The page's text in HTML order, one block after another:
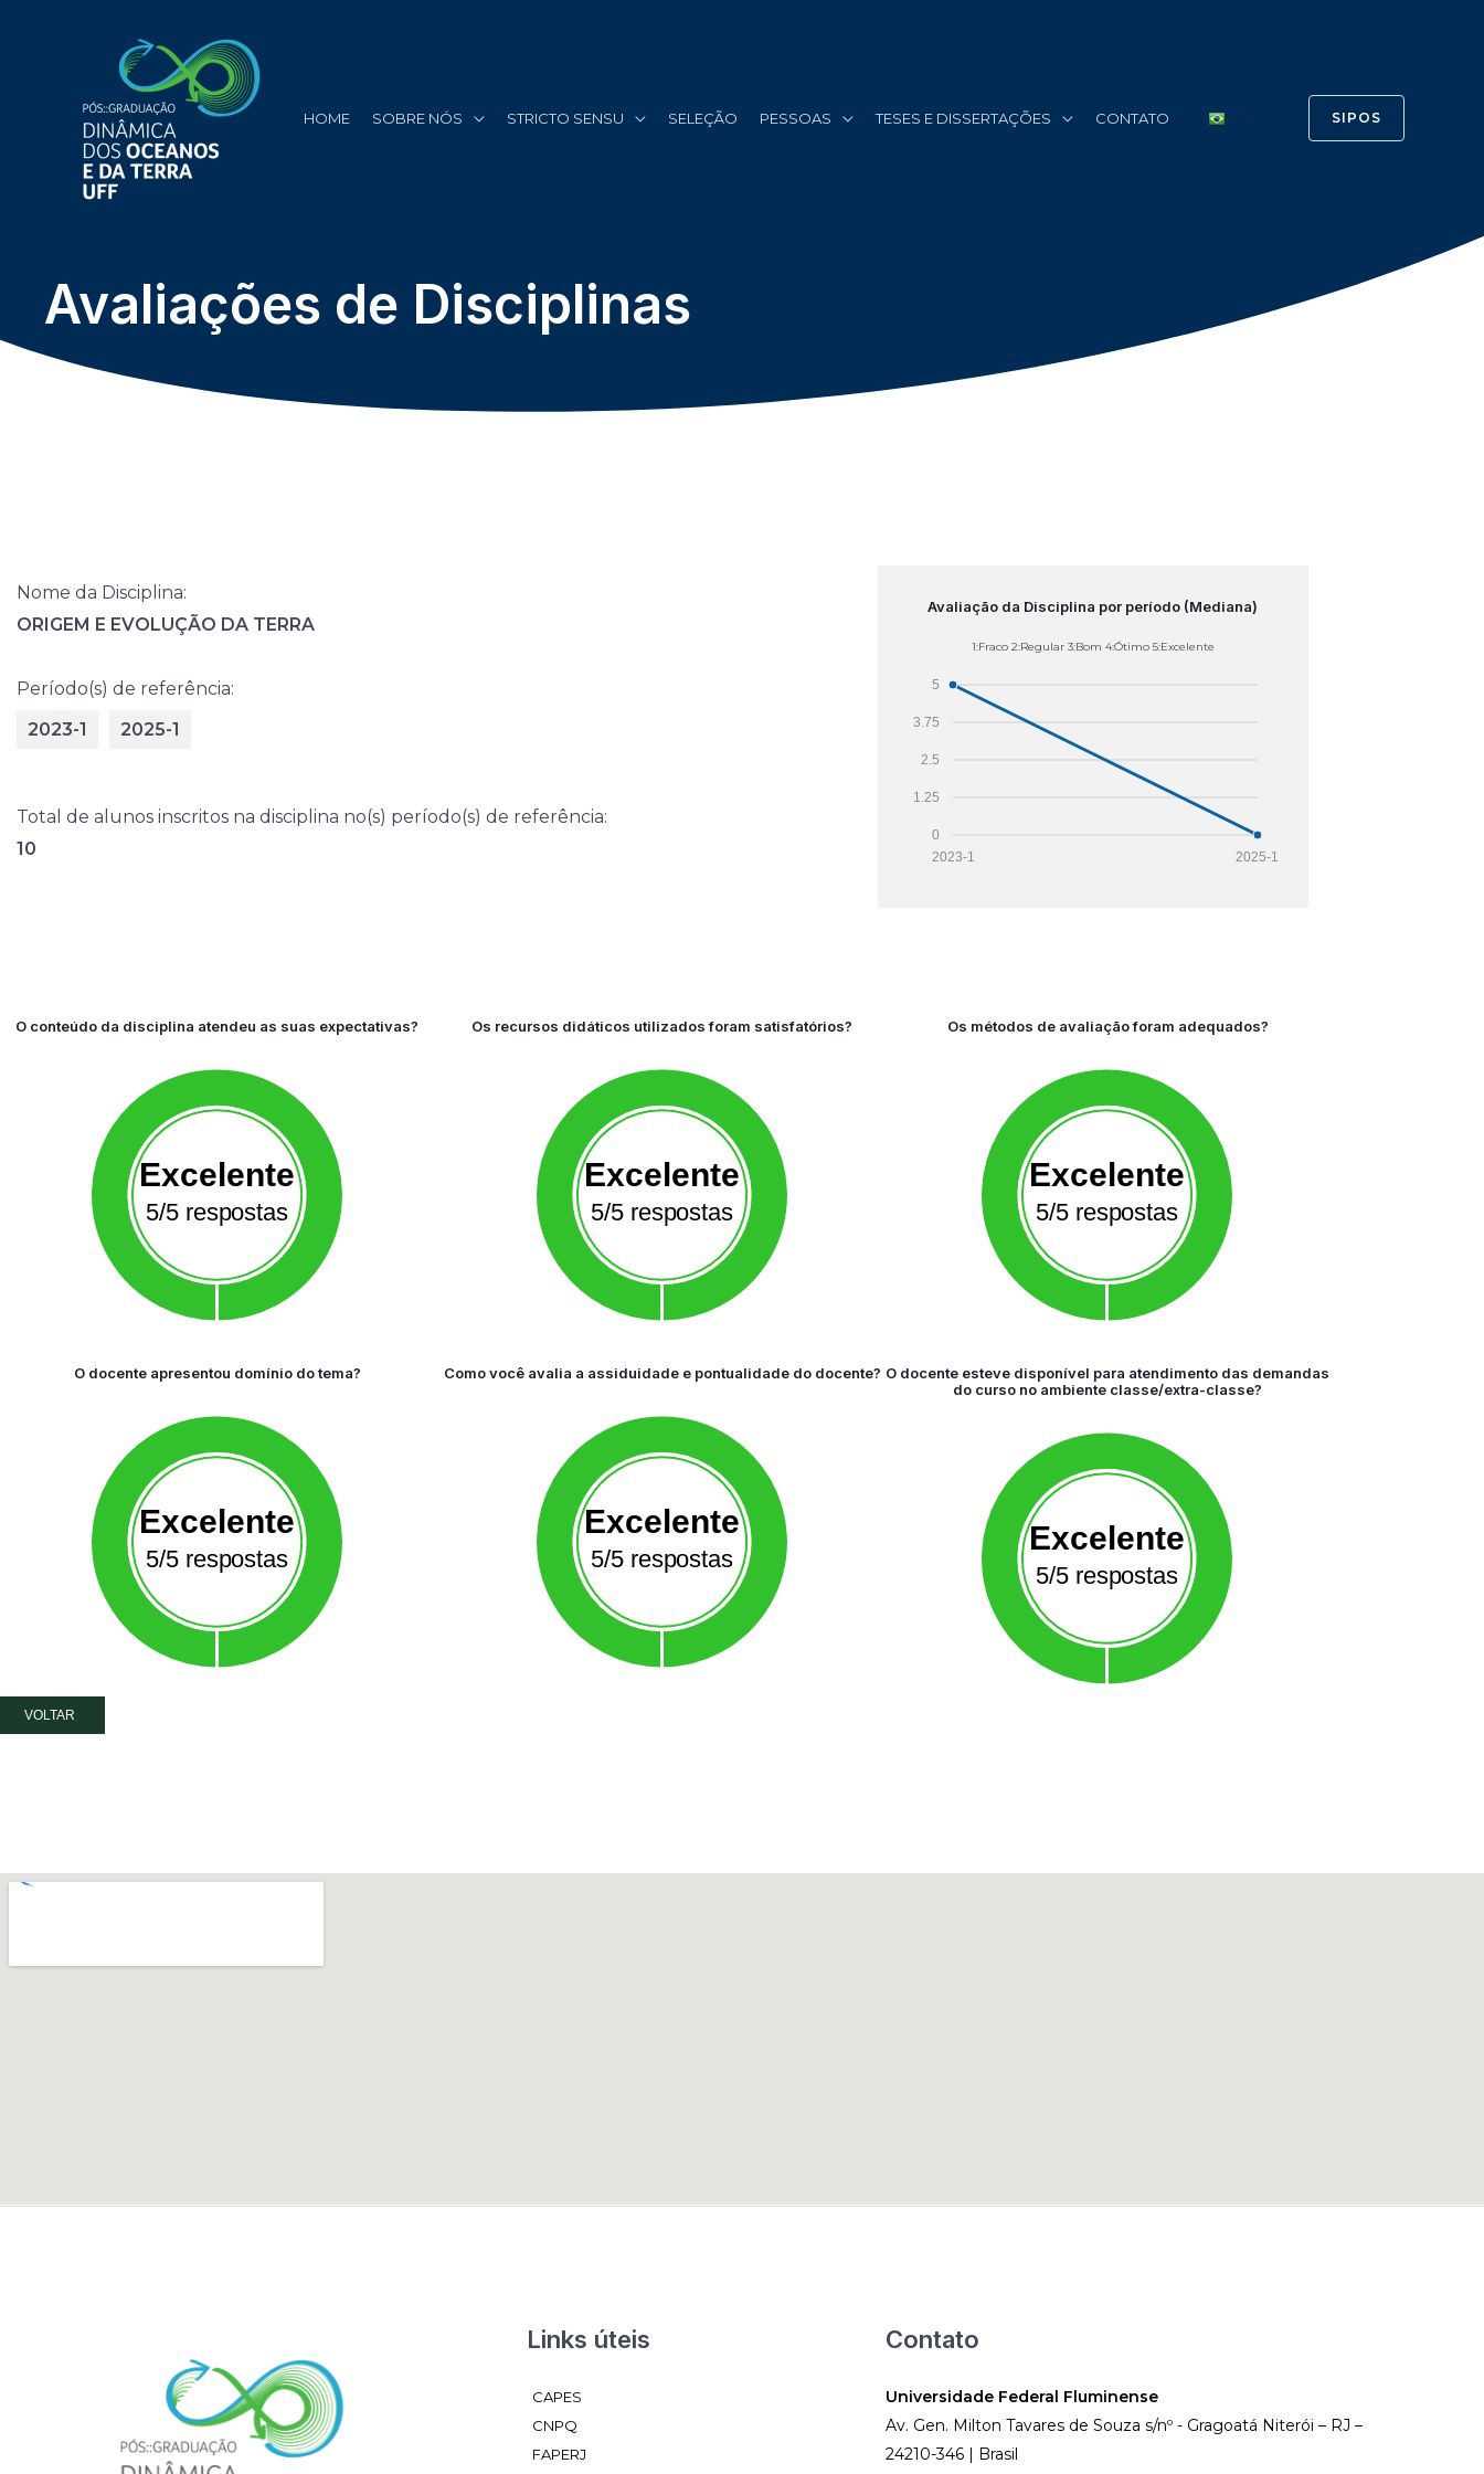
HOME SOBRE NÓS STRICTO SENSU SELEÇÃO PESSOAS TESES E DISSERTAÇÕES CONTATO SIPOS
Avaliações de Disciplinas
Nome da Disciplina:
ORIGEM E EVOLUÇÃO DA TERRA
Período(s) de referência:
2023-1
2025-1
Total de alunos inscritos na disciplina no(s) período(s) de referência:
10
Avaliação da Disciplina por período (Mediana)
1:Fraco 2:Regular 3:Bom 4:Ótimo 5:Excelente
0
1.25
2.5
3.75
5
2025-1
2023-1
O conteúdo da disciplina atendeu as suas expectativas?
Excelente
5/5 respostas
Os recursos didáticos utilizados foram satisfatórios?
Excelente
5/5 respostas
Os métodos de avaliação foram adequados?
Excelente
5/5 respostas
O docente apresentou domínio do tema?
Excelente
5/5 respostas
Como você avalia a assiduidade e pontualidade do docente?
Excelente
5/5 respostas
O docente esteve disponível para atendimento das demandas
do curso no ambiente classe/extra-classe?
Excelente
5/5 respostas
VOLTAR
Links úteis
CAPES
CNPQ
FAPERJ
Contato
Universidade Federal Fluminense
Av. Gen. Milton Tavares de Souza s/nº - Gragoatá Niterói – RJ –
24210-346 | Brasil